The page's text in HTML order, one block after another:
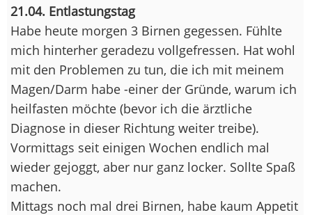
21.04. Entlastungstag
Habe heute morgen 3 Birnen gegessen. Fühlte
mich hinterher geradezu vollgefressen. Hat wohl
mit den Problemen zu tun, die ich mit meinem
Magen/Darm habe -einer der Gründe, warum ich
heilfasten möchte (bevor ich die ärztliche
Diagnose in dieser Richtung weiter treibe).
Vormittags seit einigen Wochen endlich mal
wieder gejoggt, aber nur ganz locker. Sollte Spaß
machen.
Mittags noch mal drei Birnen, habe kaum Appetit